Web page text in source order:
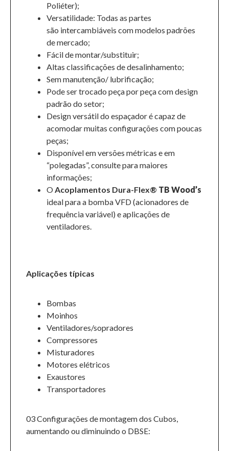
Poliéter);
Versatilidade: Todas as partes
são intercambiáveis com modelos padrões
de mercado;
Fácil de montar/substituir;
Altas classificações de desalinhamento;
Sem manutenção/ lubrificação;
Pode ser trocado peça por peça com design
padrão do setor;
Design versátil do espaçador é capaz de
acomodar muitas configurações com poucas
peças;
Disponível em versões métricas e em
“polegadas”, consulte para maiores
informações;
OAcoplamentos Dura-Flex® TB Wood’s
ideal para a bomba VFD (acionadores de
frequência variável) e aplicações de
ventiladores.
Aplicações típicas
Bombas
Moinhos
Ventiladores/sopradores
Compressores
Misturadores
Motores elétricos
Exaustores
Transportadores
03 Configurações de montagem dos Cubos,
aumentando ou diminuindo o DBSE: